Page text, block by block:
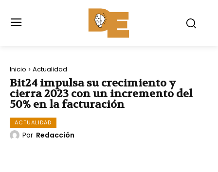
Inicio Actualidad
Bit24 impulsa su crecimiento y
cierra 2023 con un incremento del
50% en la facturación
ACTUALIDAD
Por Redacción